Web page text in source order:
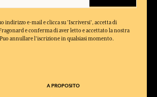
indirizzo e-mail e clicca su 'Iscriversi', accetta di
e conferma di aver letto e accettato la nostra
annullare l'iscrizione in qualsiasi momento.
A PROPOSITO